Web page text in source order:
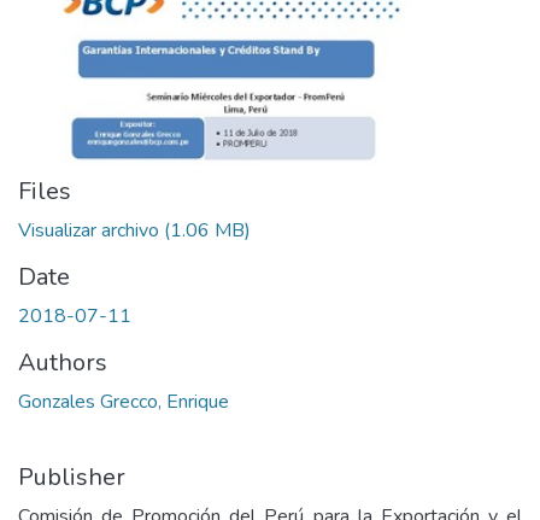
Files
Visualizar archivo (1.06 MB)
Date
2018-07-11
Authors
Gonzales Grecco, Enrique
Publisher